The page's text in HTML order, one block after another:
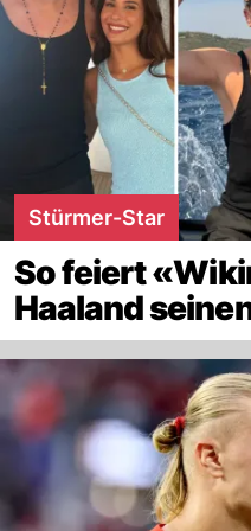
Stürmer-Star
So feiert
Haaland